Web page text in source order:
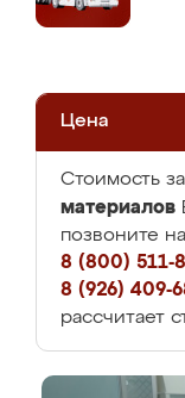
Цена
Стоимость
материалов
позвоните
8 (800) 511-
8 (926) 409-
рассчитает